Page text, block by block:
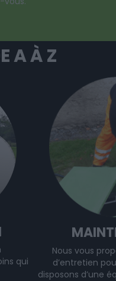
A À Z
qui
Nous vous
d’entretien
disposons d’une